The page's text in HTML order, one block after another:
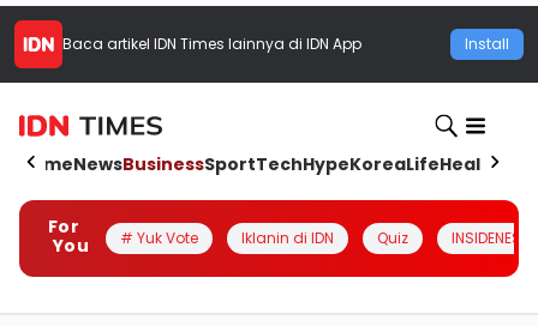
Baca artikel IDN Times lainnya di IDN App Install
HomeNewsBusinessSportTechHypeKoreaLifeHealth
For
You
# Yuk Vote Iklanin di IDN Quiz INSIDENESIA